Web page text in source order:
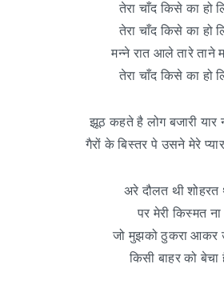
तेरा चाँद किसे का हो
तेरा चाँद किसे का हो
मन्ने रात आले तारे ताने
तेरा चाँद किसे का हो
झूठ कहते है लोग बजारी यार
गैरों के बिस्तर पे उसने मेरे
अरे दौलत थी शोहरत
पर मेरी किस्मत ना
जो मुझको ठुकरा आकर
किसी बाहर को बेचा